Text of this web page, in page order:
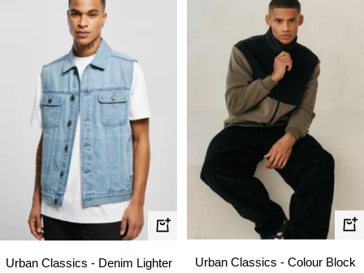
Schnellansicht
Urban Classics - Denim Lighter
Urban Classics - Colour Block